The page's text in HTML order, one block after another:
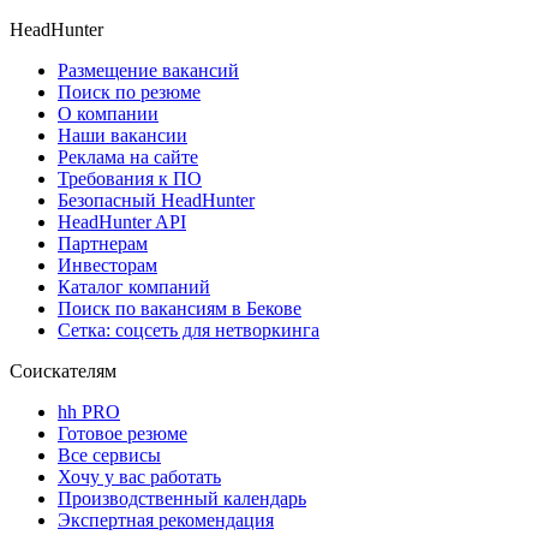
HeadHunter
Размещение вакансий
Поиск по резюме
О компании
Наши вакансии
Реклама на сайте
Требования к ПО
Безопасный HeadHunter
HeadHunter API
Партнерам
Инвесторам
Каталог компаний
Поиск по вакансиям в Бекове
Сетка: соцсеть для нетворкинга
Соискателям
hh PRO
Готовое резюме
Все сервисы
Хочу у вас работать
Производственный календарь
Экспертная рекомендация